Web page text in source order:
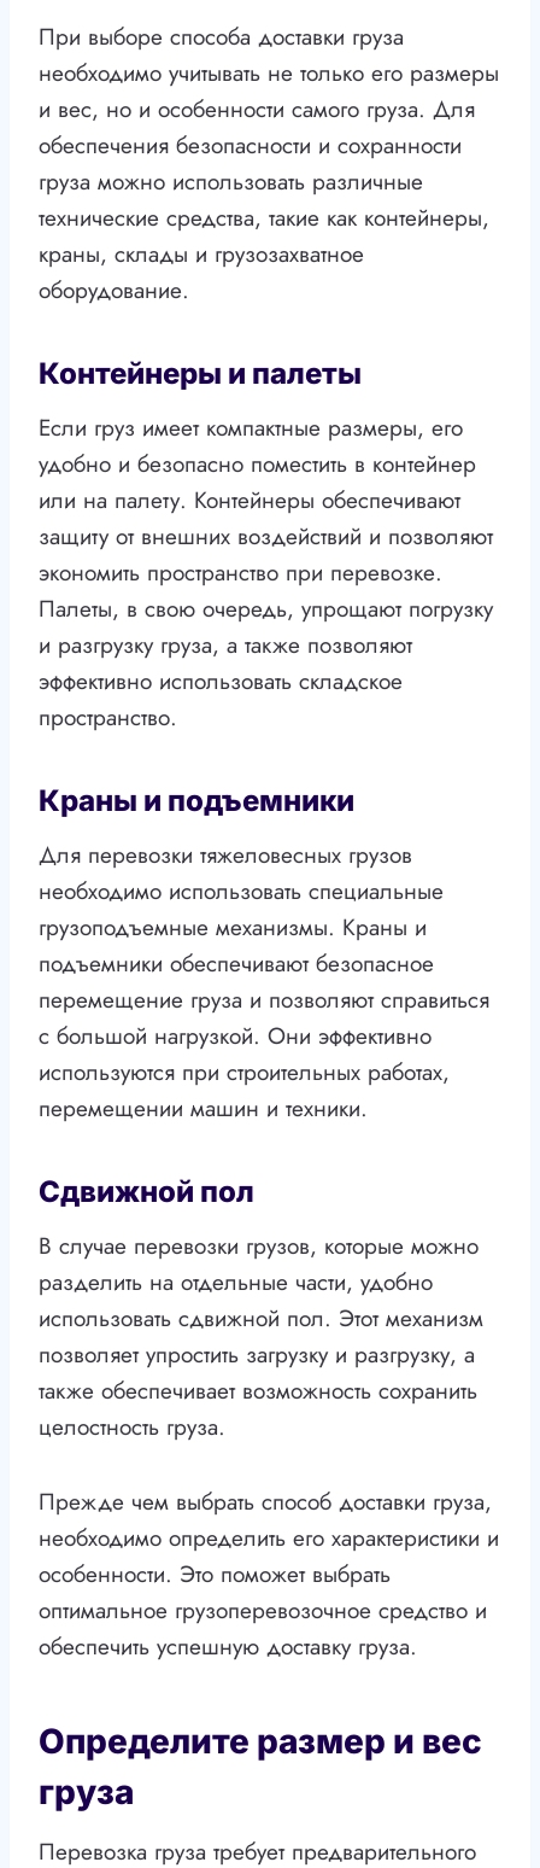
При выборе способа доставки груза
необходимо учитывать не только его размеры
и вес, но и особенности самого груза. Для
обеспечения безопасности и сохранности
груза можно использовать различные
технические средства, такие как контейнеры,
краны, склады и грузозахватное
оборудование.
Контейнеры и палеты
Если груз имеет компактные размеры, его
удобно и безопасно поместить в контейнер
или на палету. Контейнеры обеспечивают
защиту от внешних воздействий и позволяют
экономить пространство при перевозке.
Палеты, в свою очередь, упрощают погрузку
и разгрузку груза, а также позволяют
эффективно использовать складское
пространство.
Краны и подъемники
Для перевозки тяжеловесных грузов
необходимо использовать специальные
грузоподъемные механизмы. Краны и
подъемники обеспечивают безопасное
перемещение груза и позволяют справиться
с большой нагрузкой. Они эффективно
используются при строительных работах,
перемещении машин и техники.
Сдвижной пол
В случае перевозки грузов, которые можно
разделить на отдельные части, удобно
использовать сдвижной пол. Этот механизм
позволяет упростить загрузку и разгрузку, а
также обеспечивает возможность сохранить
целостность груза.
Прежде чем выбрать способ доставки груза,
необходимо определить его характеристики и
особенности. Это поможет выбрать
оптимальное грузоперевозочное средство и
обеспечить успешную доставку груза.
Определите размер и вес
груза
Перевозка груза требует предварительного